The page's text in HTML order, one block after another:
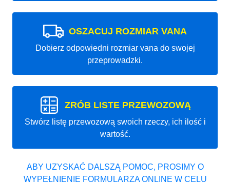
OSZACUJ ROZMIAR VANA
Dobierz odpowiedni rozmiar vana do swojej
przeprowadzki.
ZRÓB LISTE PRZEWOZOWĄ
Stwórz listę przewozową swoich rzeczy, ich ilość i
wartość.
ABY UZYSKAĆ DALSZĄ POMOC, PROSIMY O
WYPEŁNIENIE FORMULARZA ONLINE W CELU